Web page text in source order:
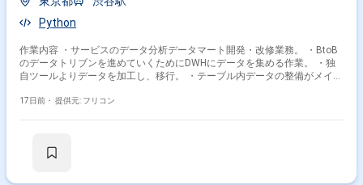
Python
作業内容 ・サービスのデータ分析データマート開発・改修業務。 ・BtoB
のデータトリブンを進めていくためにDWHにデータを集める作業。 ・独
自ツールよりデータを加工し、移行。 ・テーブル内データの整備がメイ
17日前・ 提供元: フリコン
Tableau
その他の職種から探す
データサイエンティスト
サーバーサイドエンジニア
インフラエンジニア